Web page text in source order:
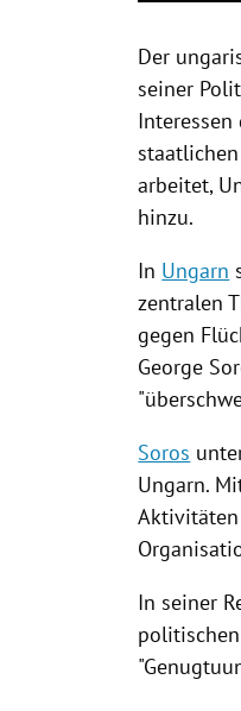
Der
seiner
arbeitet,
hinzu.
In Ungarn
zentralen
gegen
George
Soros
Ungarn.
Aktivitäten
In seiner